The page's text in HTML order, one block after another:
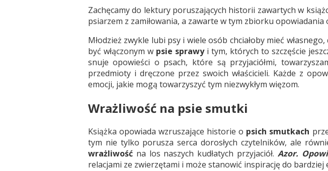
Zachęcamy do lektury poruszających historii zawartych w
psiarzem z zamiłowania, a zawarte w tym zbiorku
Młodzież zwykle lubi psy i wiele osób chciałoby mieć
być włączonym w psie sprawyi tym, których to szczęście
snuje opowieści o psach, które są przyjaciółmi,
przedmioty i dręczone przez swoich właścicieli. Każde z
emocji, jakie mogą towarzyszyć tym niezwykłym więzom.
Wrażliwość na psie smutki
Książka opowiada wzruszające historie o psich smutkach
tym nie tylko porusza serca dorosłych czytelników, ale
wrażliwośćna los naszych kudłatych przyjaciół.Azor.
relacjami ze zwierzętami i może stanowić inspirację do